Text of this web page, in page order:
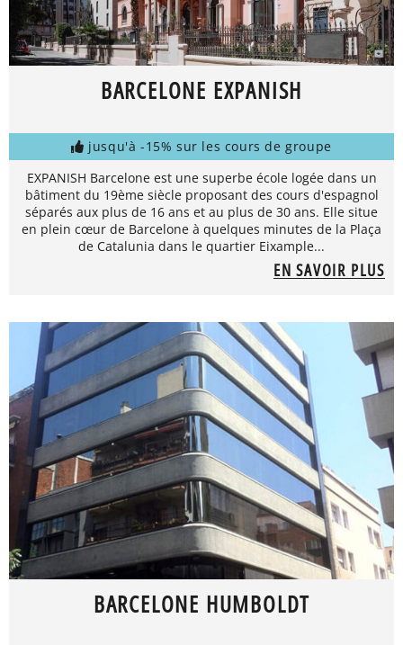
BARCELONE EXPANISH
jusqu'à -15% sur les cours de groupe
EXPANISH Barcelone est une superbe école logée dans un
bâtiment du 19ème siècle proposant des cours d'espagnol
séparés aux plus de 16 ans et au plus de 30 ans. Elle situe
en plein cœur de Barcelone à quelques minutes de la Plaça
de Catalunia dans le quartier Eixample...
EN SAVOIR PLUS
BARCELONE HUMBOLDT